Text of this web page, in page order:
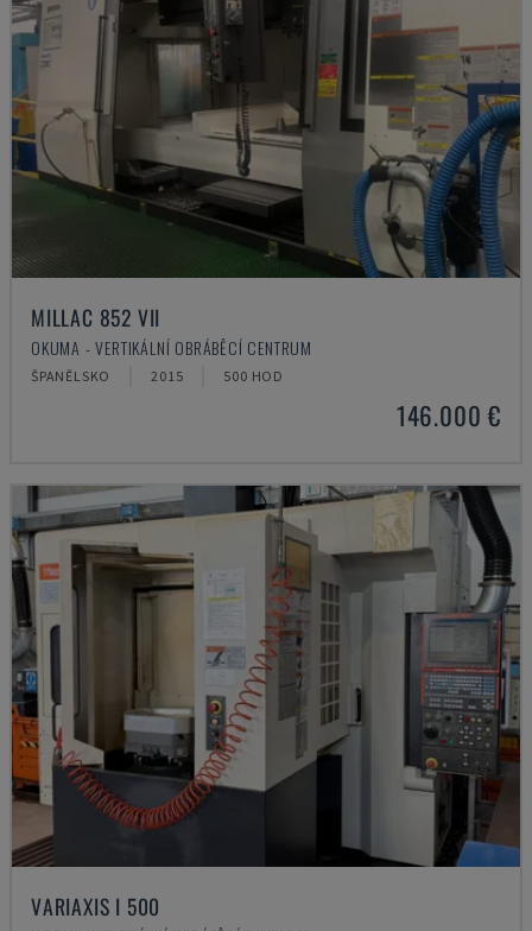
MILLAC 852 VII
OKUMA - VERTIKÁLNÍ OBRÁBĚCÍ CENTRUM
ŠPANĚLSKO 2015 500 HOD
146.000 €
VARIAXIS I 500